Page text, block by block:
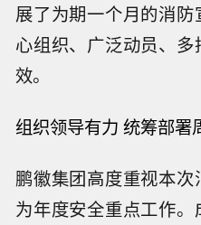
展了为期一个月的消
心组织、广泛动员、
效。
组织领导有力 统筹部署
鹏徽集团高度重视本
为年度安全重点工作